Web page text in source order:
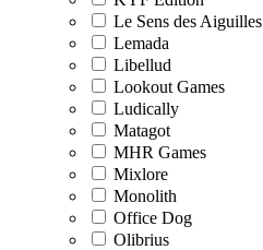
Le Sens des Aiguilles
Lemada
Libellud
Lookout Games
Ludically
Matagot
MHR Games
Mixlore
Monolith
Office Dog
Olibrius